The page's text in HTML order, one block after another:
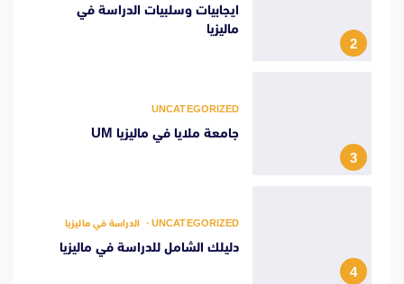
2
ايجابيات وسلبيات الدراسة في
ماليزيا
3
UNCATEGORIZED
جامعة ملايا في ماليزيا UM
4
UNCATEGORIZED الدراسة في ماليزيا
دليلك الشامل للدراسة في ماليزيا